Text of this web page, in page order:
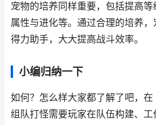
宠物的培养同样重要，包括提高
属性与进化等。通过合理的培养
得力助手，大大提高战斗效率。
小编归纳一下
如何？怎么样大家都了解了吧，
组队打怪需要玩家在队伍构建、